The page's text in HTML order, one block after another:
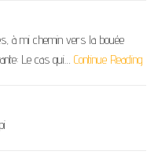
à mi chemin vers la bouée
Le cas qui… Continue Reading